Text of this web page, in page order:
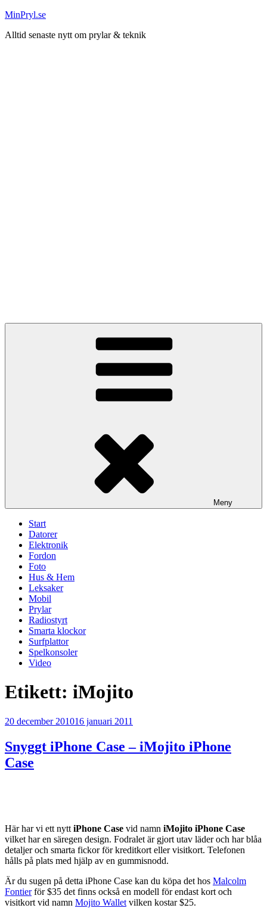
Hoppa
innehåll
MinPryl.se
Alltid senaste nytt om prylar & teknik
Meny
Start
Datorer
Elektronik
Fordon
Foto
Hus & Hem
Leksaker
Mobil
Prylar
Radiostyrt
Smarta klockor
Surfplattor
Spelkonsoler
Video
Etikett: iMojito
Publicerat
20 december 201016 januari 2011
Snyggt iPhone Case – iMojito iPhone
Case
Här har vi ett nytt iPhone Case vid namn iMojito iPhone Case
vilket har en säregen design. Fodralet är gjort utav läder och har blåa
detaljer och smarta fickor för kreditkort eller visitkort. Telefonen
hålls på plats med hjälp av en gummisnodd.
Är du sugen på detta iPhone Case kan du köpa det hos Malcolm
Fontierför $35 det finns också en modell för endast kort och
visitkort vid namn Mojito Wallet vilken kostar $25.